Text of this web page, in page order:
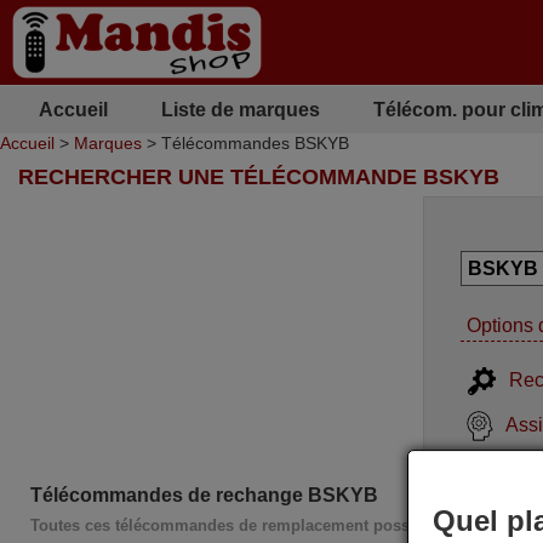
Accueil Liste de marques Télécom. pour
Accueil > Marques > Télécommandes BSKYB
RECHERCHER UNE TÉLÉCOMMANDE BSKYB
Options
Télécommandes de rechange BSKYB
Toutes ces télécommandes de remplacement possèdentQuel